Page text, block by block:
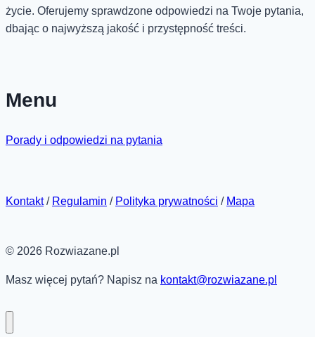
życie. Oferujemy sprawdzone odpowiedzi na Twoje pytania,
dbając o najwyższą jakość i przystępność treści.
Menu
Porady i odpowiedzi na pytania
Kontakt/ Regulamin / Polityka prywatności / Mapa
© 2026 Rozwiazane.pl
Masz więcej pytań? Napisz na kontakt@rozwiazane.pl